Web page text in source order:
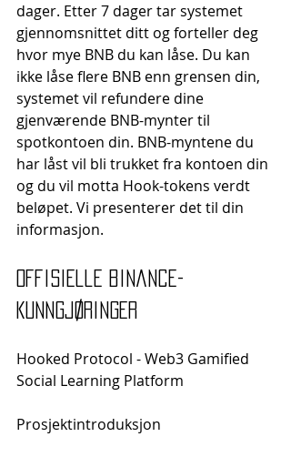
dager. Etter 7 dager tar systemet
gjennomsnittet ditt og forteller deg
hvor mye BNB du kan låse. Du kan
ikke låse flere BNB enn grensen din,
systemet vil refundere dine
gjenværende BNB-mynter til
spotkontoen din. BNB-myntene du
har låst vil bli trukket fra kontoen din
og du vil motta Hook-tokens verdt
beløpet. Vi presenterer det til din
informasjon.
offisielle binance-
kunngjøringer
Hooked Protocol - Web3 Gamified
Social Learning Platform
Prosjektintroduksjon